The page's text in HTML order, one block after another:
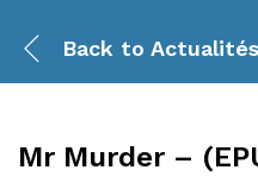
Back to Actualités
Mr Murder –